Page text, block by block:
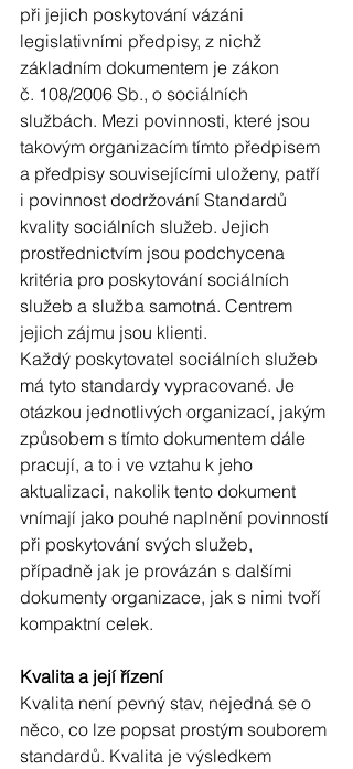
při jejich poskytování vázáni
legislativními předpisy, z nichž
základním dokumentem je zákon
č. 108/2006 Sb., o sociálních
službách. Mezi povinnosti, které jsou
takovým organizacím tímto předpisem
a předpisy souvisejícími uloženy, patří
i povinnost dodržování Standardů
kvality sociálních služeb. Jejich
prostřednictvím jsou podchycena
kritéria pro poskytování sociálních
služeb a služba samotná. Centrem
jejich zájmu jsou klienti.
Každý poskytovatel sociálních služeb
má tyto standardy vypracované. Je
otázkou jednotlivých organizací, jakým
způsobem s tímto dokumentem dále
pracují, a to i ve vztahu k jeho
aktualizaci, nakolik tento dokument
vnímají jako pouhé naplnění povinností
při poskytování svých služeb,
případně jak je provázán s dalšími
dokumenty organizace, jak s nimi tvoří
kompaktní celek.
Kvalita a její řízení
Kvalita není pevný stav, nejedná se o
něco, co lze popsat prostým souborem
standardů. Kvalita je výsledkem